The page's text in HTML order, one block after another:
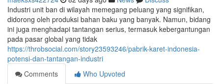
Industri unit ban di wilayah memegang peluang yang signifikan,
didorong oleh produksi bahan baku yang banyak. Namun, bidang
ini juga menghadapi tantangan serius, termasuk kebergantungan
pada pasar global yang tidak
https://throbsocial.com/story23593246/pabrik-karet-indonesia-
potensi-dan-tantangan-industri
Comments
Who Upvoted